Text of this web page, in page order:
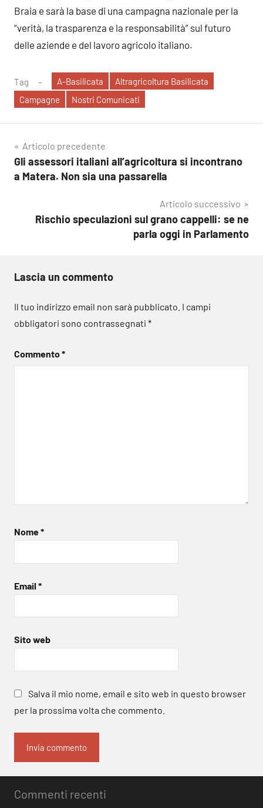
Braia e sarà la base di una campagna nazionale per la
“verità, la trasparenza e la responsabilità” sul futuro
delle aziende e del lavoro agricolo italiano.
Tag A-Basilicata
Altragricoltura Basilicata
Campagne
Nostri Comunicati
Navigazione
articoli
Articolo precedente
Gli assessori italiani all’agricoltura si incontrano
a Matera. Non sia una passarella
Articolo successivo
Rischio speculazioni sul grano cappelli: se ne
parla oggi in Parlamento
Lascia un commento
Il tuo indirizzo email non sarà pubblicato. I campi
obbligatori sono contrassegnati *
Commento*
Nome*
Email *
Sito web
Salva il mio nome, email e sito web in questo browser
per la prossima volta che commento.
Commenti recenti